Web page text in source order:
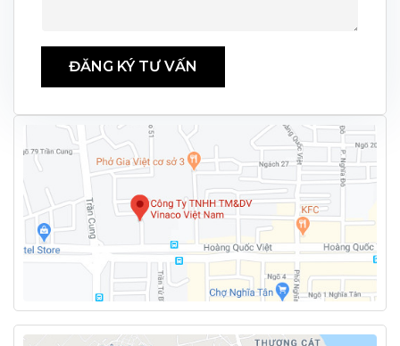
ĐĂNG KÝ TƯ VẤN